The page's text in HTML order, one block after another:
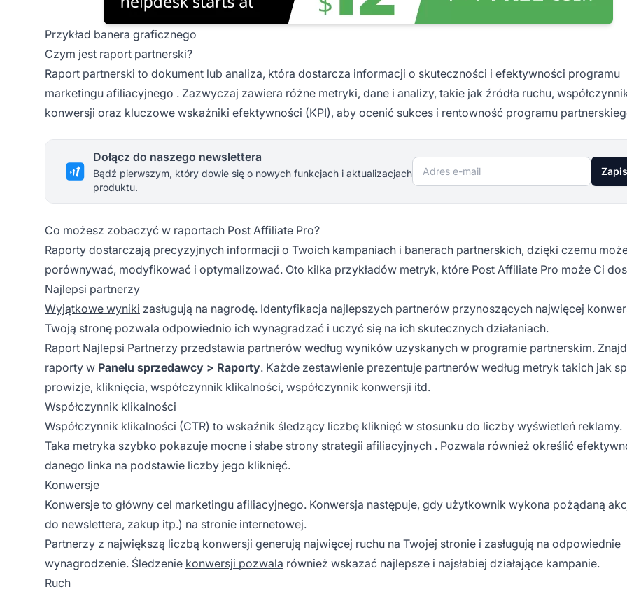
Przykład banera graficznego
Czym jest raport partnerski?
Raport partnerski to dokument lub analiza, która dostarcza informacji o skuteczności i efektywności programu
marketingu afiliacyjnego . Zazwyczaj zawiera różne metryki, dane i analizy, takie jak źródła ruchu,
konwersji oraz kluczowe wskaźniki efektywności (KPI), aby ocenić sukces i rentowność programu
Dołącz do naszego newslettera
Bądź pierwszym, który dowie się o nowych funkcjach i aktualizacjach
produktu.
Adres e-mail
Co możesz zobaczyć w raportach Post Affiliate Pro?
Raporty dostarczają precyzyjnych informacji o Twoich kampaniach i banerach partnerskich, dzięki czemu
porównywać, modyfikować i optymalizować. Oto kilka przykładów metryk, które Post Affiliate Pro może Ci
Najlepsi partnerzy
Wyjątkowe wyniki zasługują na nagrodę. Identyfikacja najlepszych partnerów przynoszących najwięcej
Twoją stronę pozwala odpowiednio ich wynagradzać i uczyć się na ich skutecznych działaniach.
Raport Najlepsi Partnerzy przedstawia partnerów według wyników uzyskanych w programie partnerskim.
raporty w Panelu sprzedawcy > Raporty. Każde zestawienie prezentuje partnerów według metryk takich jak
prowizje, kliknięcia, współczynnik klikalności, współczynnik konwersji itd.
Współczynnik klikalności
Współczynnik klikalności (CTR) to wskaźnik śledzący liczbę kliknięć w stosunku do liczby wyświetleń reklamy.
Taka metryka szybko pokazuje mocne i słabe strony strategii afiliacyjnych . Pozwala również określić
danego linka na podstawie liczby jego kliknięć.
Konwersje
Konwersje to główny cel marketingu afiliacyjnego. Konwersja następuje, gdy użytkownik wykona pożądaną
do newslettera, zakup itp.) na stronie internetowej.
Partnerzy z największą liczbą konwersji generują najwięcej ruchu na Twojej stronie i zasługują na odpowiednie
wynagrodzenie. Śledzenie konwersji pozwala również wskazać najlepsze i najsłabiej działające kampanie.
Ruch